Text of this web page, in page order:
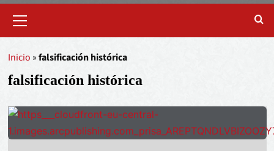
Inicio »falsificación histórica
falsificación histórica